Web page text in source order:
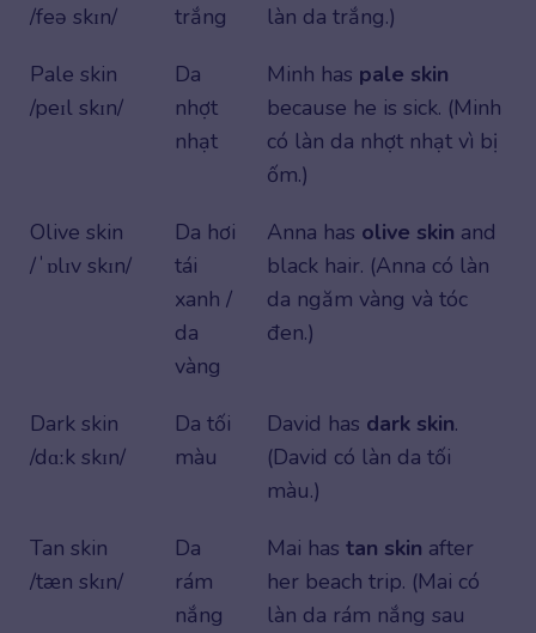
/feə skɪn/
trắng
làn da trắng.)
Pale skin
/peɪl skɪn/
Da
nhợt
nhạt
Minh has pale skin
because he is sick. (Minh
có làn da nhợt nhạt vì bị
ốm.)
Olive skin
/ˈɒlɪv skɪn/
Da hơi
tái
xanh /
da
vàng
Anna has olive skin and
black hair. (Anna có làn
da ngăm vàng và tóc
đen.)
Dark skin
/dɑːk skɪn/
Da tối
màu
David has dark skin.
(David có làn da tối
màu.)
Tan skin
/tæn skɪn/
Da
rám
nắng
Mai has tan skin after
her beach trip. (Mai có
làn da rám nắng sau